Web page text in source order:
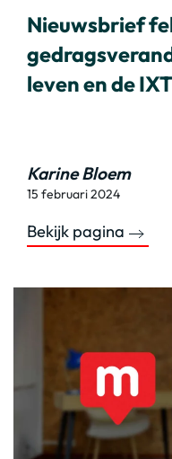
Nieuwsbrief
leven en de
Karine Bloem
15 februari 2024
Bekijk pagina